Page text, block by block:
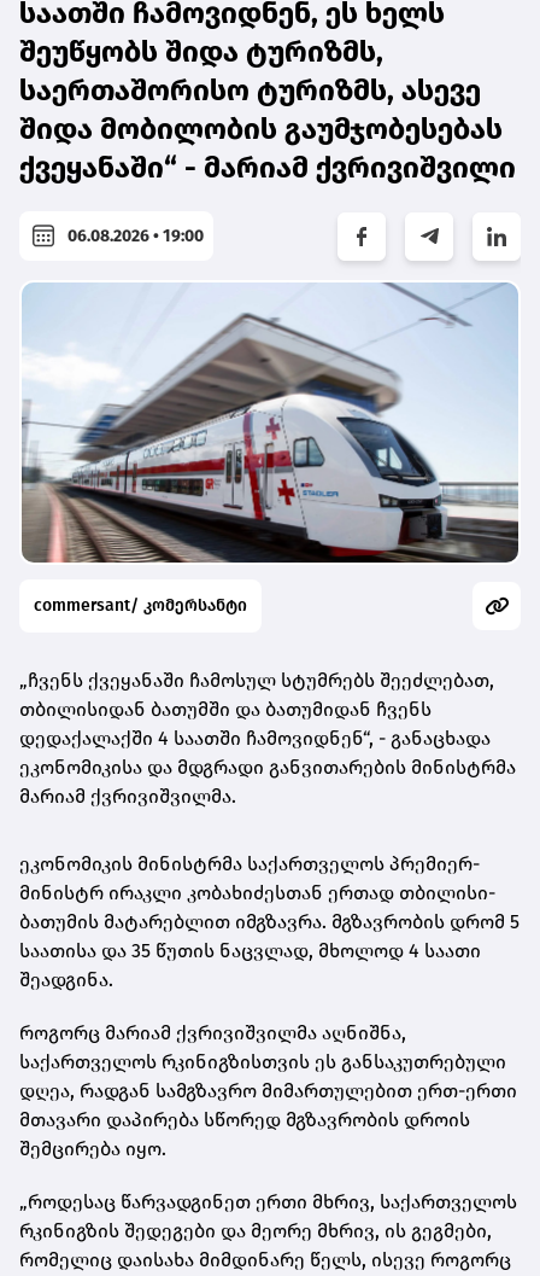
საათში ჩამოვიდნენ, ეს ხელს
შეუწყობს შიდა ტურიზმს,
საერთაშორისო ტურიზმს, ასევე
შიდა მობილობის გაუმჯობესებას
ქვეყანაში“ - მარიამ ქვრივიშვილი
06.08.2026 • 19:00
commersant/ კომერსანტი
„ჩვენს ქვეყანაში ჩამოსულ სტუმრებს შეეძლებათ,
თბილისიდან ბათუმში და ბათუმიდან ჩვენს
დედაქალაქში 4 საათში ჩამოვიდნენ“, - განაცხადა
ეკონომიკისა და მდგრადი განვითარების მინისტრმა
მარიამ ქვრივიშვილმა.
ეკონომიკის მინისტრმა საქართველოს პრემიერ-
მინისტრ ირაკლი კობახიძესთან ერთად თბილისი-
ბათუმის მატარებლით იმგზავრა. მგზავრობის დრომ 5
საათისა და 35 წუთის ნაცვლად, მხოლოდ 4 საათი
შეადგინა.
როგორც მარიამ ქვრივიშვილმა აღნიშნა,
საქართველოს რკინიგზისთვის ეს განსაკუთრებული
დღეა, რადგან სამგზავრო მიმართულებით ერთ-ერთი
მთავარი დაპირება სწორედ მგზავრობის დროის
შემცირება იყო.
„როდესაც წარვადგინეთ ერთი მხრივ, საქართველოს
რკინიგზის შედეგები და მეორე მხრივ, ის გეგმები,
რომელიც დაისახა მიმდინარე წელს, ისევე როგორც